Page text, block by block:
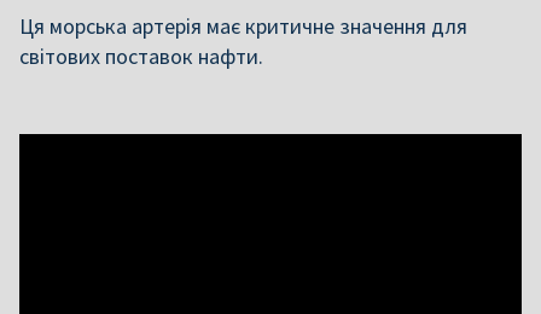
Ця морська артерія має критичне значення для
світових поставок нафти.